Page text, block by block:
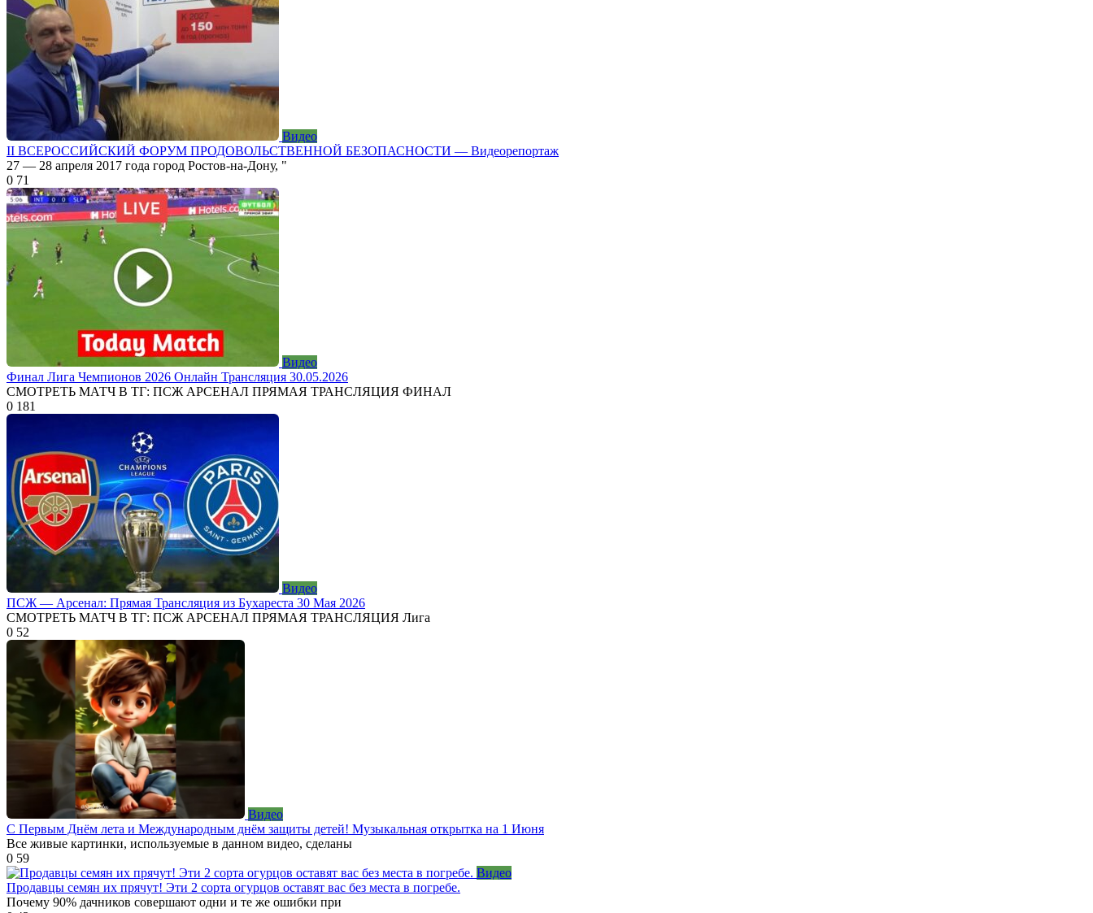
Видео
II ВСЕРОССИЙСКИЙ ФОРУМ ПРОДОВОЛЬСТВЕННОЙ БЕЗОПАСНОСТИ — Видеорепортаж
27 — 28 апреля 2017 года город Ростов-на-Дону, "
0 71
Видео
Финал Лига Чемпионов 2026 Онлайн Трансляция 30.05.2026
СМОТРЕТЬ МАТЧ В ТГ: ПСЖ АРСЕНАЛ ПРЯМАЯ ТРАНСЛЯЦИЯ ФИНАЛ
0 181
Видео
ПСЖ — Арсенал: Прямая Трансляция из Бухареста 30 Мая 2026
СМОТРЕТЬ МАТЧ В ТГ: ПСЖ АРСЕНАЛ ПРЯМАЯ ТРАНСЛЯЦИЯ Лига
0 52
Видео
С Первым Днём лета и Международным днём защиты детей! Музыкальная открытка на 1 Июня
Все живые картинки, используемые в данном видео, сделаны
0 59
Видео
Продавцы семян их прячут! Эти 2 сорта огурцов оставят вас без места в погребе.
Почему 90% дачников совершают одни и те же ошибки при